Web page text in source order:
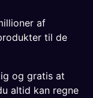
af
til de
og gratis at
altid kan regne